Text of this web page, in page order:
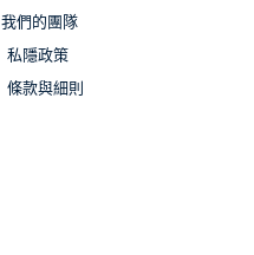
我們的團隊
私隱政策
條款與細則